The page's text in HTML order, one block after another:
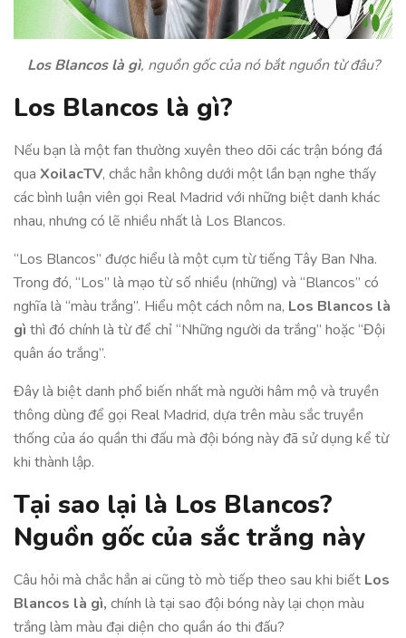
Los Blancos là gì, nguồn gốc của nó bắt nguồn từ đâu?
Los Blancos là gì?
Nếu bạn là một fan thường xuyên theo dõi các trận bóng đá
qua XoilacTV, chắc hẳn không dưới một lần bạn nghe thấy
các bình luận viên gọi Real Madrid với những biệt danh khác
nhau, nhưng có lẽ nhiều nhất là Los Blancos.
“Los Blancos” được hiểu là một cụm từ tiếng Tây Ban Nha.
Trong đó, “Los” là mạo từ số nhiều (những) và “Blancos” có
nghĩa là “màu trắng”. Hiểu một cách nôm na, Los Blancos là
gì thì đó chính là từ để chỉ “Những người da trắng” hoặc “Đội
quân áo trắng”.
Đây là biệt danh phổ biến nhất mà người hâm mộ và truyền
thông dùng để gọi Real Madrid, dựa trên màu sắc truyền
thống của áo quần thi đấu mà đội bóng này đã sử dụng kể từ
khi thành lập.
Tại sao lại là Los Blancos?
Nguồn gốc của sắc trắng này
Câu hỏi mà chắc hẳn ai cũng tò mò tiếp theo sau khi biết Los
Blancos là gì, chính là tại sao đội bóng này lại chọn màu
trắng làm màu đại diện cho quần áo thi đấu?